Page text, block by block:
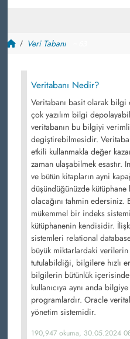
Veri Tabanı
Veritabanı Nedir?
Veritabanı basit olarak bilgi
çok yazılım bilgi
veritabanın bu bilgiyi
degiştirebilmesidir.
etkili kullanmakla değer
zaman ulaşabilmek esastır.
ve bütün kitapların ayni
düşündüğünüzde kütüphane
olacağını tahmin
mükemmel bir indeks
kütüphanenin kendisidir.
sistemleri relational
büyük miktarlardaki
tutulabildiği, bilgilere hızlı
bilgilerin bütünlük
kullanıcıya aynı anda
programlardır. Oracle
yönetim sistemidir.
190,947 okuma, 30.05.2024